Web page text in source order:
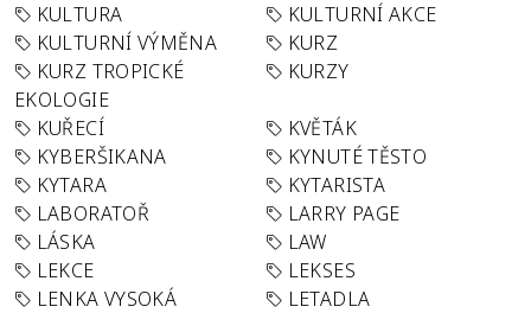
KULTURA
KULTURNÍ AKCE
KULTURNÍ VÝMĚNA
KURZ
KURZ TROPICKÉ
EKOLOGIE
KURZY
KUŘECÍ
KVĚTÁK
KYBERŠIKANA
KYNUTÉ TĚSTO
KYTARA
KYTARISTA
LABORATOŘ
LARRY PAGE
LÁSKA
LAW
LEKCE
LEKSES
LENKA VYSOKÁ
LETADLA